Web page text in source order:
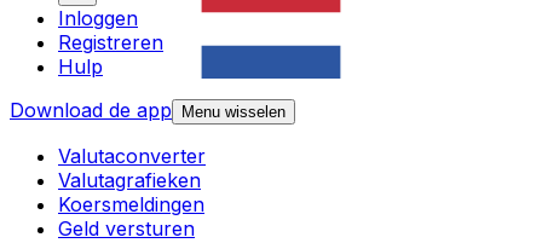
Inloggen
Registreren
Hulp
Download de app
Menu wisselen
Valutaconverter
Valutagrafieken
Koersmeldingen
Geld versturen